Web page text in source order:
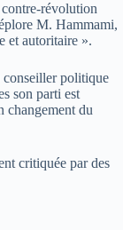
révolution
M. Hammami,
et autoritaire ».
conseiller politique
son parti est
changement du
critiquée par des